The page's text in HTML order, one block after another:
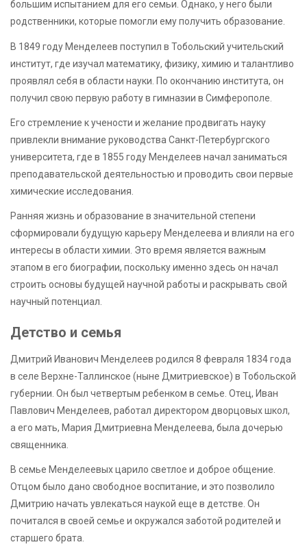
большим испытанием для его семьи. Однако, у него были
родственники, которые помогли ему получить образование.
В 1849 году Менделеев поступил в Тобольский учительский
институт, где изучал математику, физику, химию и талантливо
проявлял себя в области науки. По окончанию института, он
получил свою первую работу в гимназии в Симферополе.
Его стремление к учености и желание продвигать науку
привлекли внимание руководства Санкт-Петербургского
университета, где в 1855 году Менделеев начал заниматься
преподавательской деятельностью и проводить свои первые
химические исследования.
Ранняя жизнь и образование в значительной степени
сформировали будущую карьеру Менделеева и влияли на его
интересы в области химии. Это время является важным
этапом в его биографии, поскольку именно здесь он начал
строить основы будущей научной работы и раскрывать свой
научный потенциал.
Детство и семья
Дмитрий Иванович Менделеев родился 8 февраля 1834 года
в селе Верхне-Таллинское (ныне Дмитриевское) в Тобольской
губернии. Он был четвертым ребенком в семье. Отец, Иван
Павлович Менделеев, работал директором дворцовых школ,
а его мать, Мария Дмитриевна Менделеева, была дочерью
священника.
В семье Менделеевых царило светлое и доброе общение.
Отцом было дано свободное воспитание, и это позволило
Дмитрию начать увлекаться наукой еще в детстве. Он
почитался в своей семье и окружался заботой родителей и
старшего брата.